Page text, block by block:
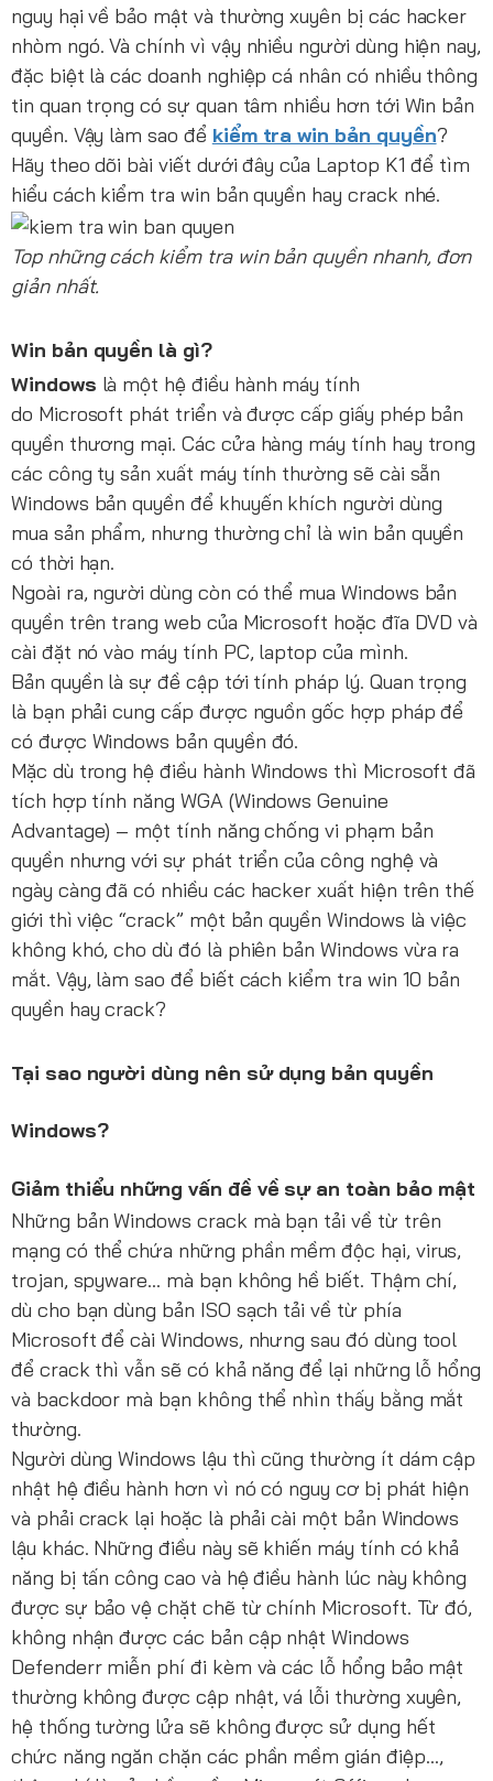
nguy hại về bảo mật và thường xuyên bị các hacker
nhòm ngó. Và chính vì vậy nhiều người dùng hiện nay,
đặc biệt là các doanh nghiệp cá nhân có nhiều thông
tin quan trọng có sự quan tâm nhiều hơn tới Win bản
quyền. Vậy làm sao để kiểm tra win bản quyền?
Hãy theo dõi bài viết dưới đây của Laptop K1 để tìm
hiểu cách kiểm tra win bản quyền hay crack nhé.
Top những cách kiểm tra win bản quyền nhanh, đơn
giản nhất.
Win bản quyền là gì?
Windows là một hệ điều hành máy tính
do Microsoft phát triển và được cấp giấy phép bản
quyền thương mại. Các cửa hàng máy tính hay trong
các công ty sản xuất máy tính thường sẽ cài sẵn
Windows bản quyền để khuyến khích người dùng
mua sản phẩm, nhưng thường chỉ là win bản quyền
có thời hạn.
Ngoài ra, người dùng còn có thể mua Windows bản
quyền trên trang web của Microsoft hoặc đĩa DVD và
cài đặt nó vào máy tính PC, laptop của mình.
Bản quyền là sự đề cập tới tính pháp lý. Quan trọng
là bạn phải cung cấp được nguồn gốc hợp pháp để
có được Windows bản quyền đó.
Mặc dù trong hệ điều hành Windows thì Microsoft đã
tích hợp tính năng WGA (Windows Genuine
Advantage) – một tính năng chống vi phạm bản
quyền nhưng với sự phát triển của công nghệ và
ngày càng đã có nhiều các hacker xuất hiện trên thế
giới thì việc “crack” một bản quyền Windows là việc
không khó, cho dù đó là phiên bản Windows vừa ra
mắt. Vậy, làm sao để biết cách kiểm tra win 10 bản
quyền hay crack?
Tại sao người dùng nên sử dụng bản quyền
Windows?
Giảm thiểu những vấn đề về sự an toàn bảo mật
Những bản Windows crack mà bạn tải về từ trên
mạng có thể chứa những phần mềm độc hại, virus,
trojan, spyware… mà bạn không hề biết. Thậm chí,
dù cho bạn dùng bản ISO sạch tải về từ phía
Microsoft để cài Windows, nhưng sau đó dùng tool
để crack thì vẫn sẽ có khả năng để lại những lỗ hổng
và backdoor mà bạn không thể nhìn thấy bằng mắt
thường.
Người dùng Windows lậu thì cũng thường ít dám cập
nhật hệ điều hành hơn vì nó có nguy cơ bị phát hiện
và phải crack lại hoặc là phải cài một bản Windows
lậu khác. Những điều này sẽ khiến máy tính có khả
năng bị tấn công cao và hệ điều hành lúc này không
được sự bảo vệ chặt chẽ từ chính Microsoft. Từ đó,
không nhận được các bản cập nhật Windows
Defenderr miễn phí đi kèm và các lỗ hổng bảo mật
thường không được cập nhật, vá lỗi thường xuyên,
hệ thống tường lửa sẽ không được sử dụng hết
chức năng ngăn chặn các phần mềm gián điệp…,